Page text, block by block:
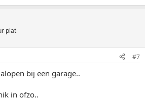
plat
#7
bij een garage..
in ofzo..